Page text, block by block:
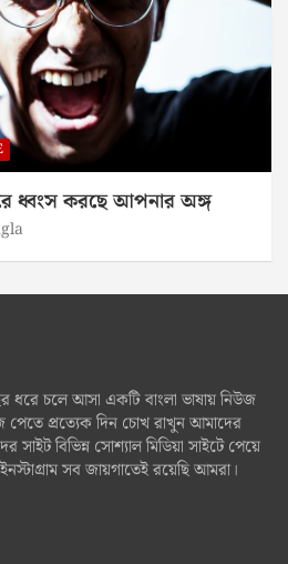
ধ্বংস করছে আপনার অঙ্গ
চলে আসা একটি বাংলা ভাষায় নিউজ
পেতে প্রত্যেক দিন চোখ রাখুন আমাদের
সাইট বিভিন্ন সোশ্যাল মিডিয়া সাইটে পেয়ে
সব জায়গাতেই রয়েছি আমরা।